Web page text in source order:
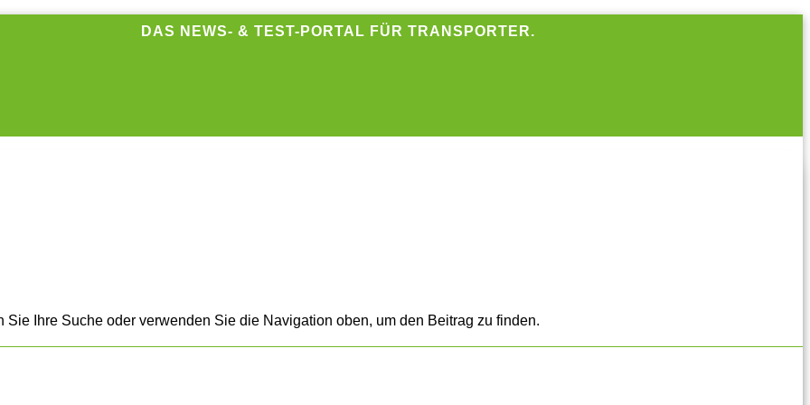
DAS NEWS- & TEST-PORTAL FÜR TRANSPORTER.
Ihre Suche oder verwenden Sie die Navigation oben, um den Beitrag zu finden.